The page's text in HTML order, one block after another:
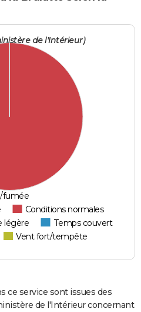
de l'Intérieur)
fumée
Conditions normales
légère
Temps couvert
Vent fort/tempête
ce service sont issues des
de l'Intérieur concernant